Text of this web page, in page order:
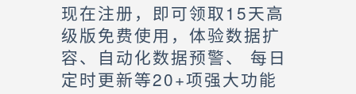
现在注册，即可领取15天高
级版免费使用，体验数据扩
容、自动化数据预警、 每日
定时更新等20+项强大功能